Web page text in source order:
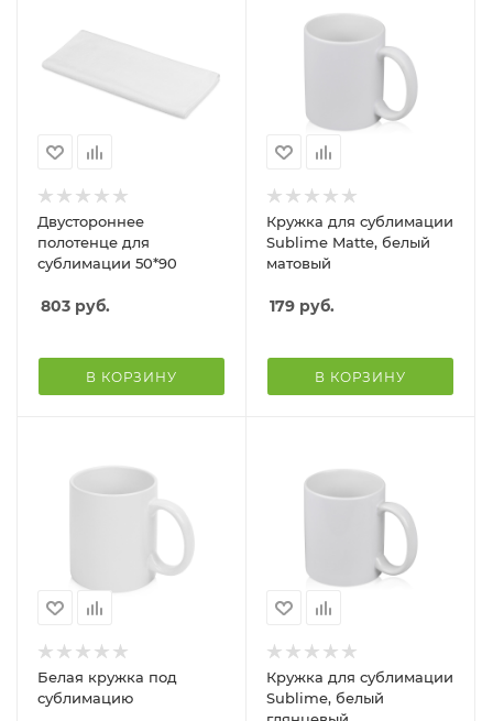
Двустороннее
полотенце для
сублимации 50*90
803 руб.
В КОРЗИНУ
Кружка для сублимации
Sublime Matte, белый
матовый
179 руб.
В КОРЗИНУ
Белая кружка под
сублимацию
Кружка для сублимации
Sublime, белый